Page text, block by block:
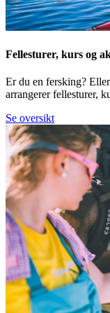
Fellesturer, kurs og
Er du en fersking?
arrangerer fellesturer,
Se oversikt